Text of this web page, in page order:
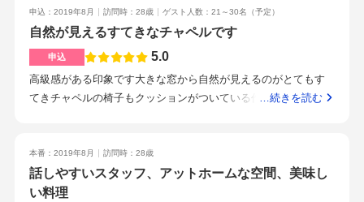
す。少人数でもゲストの方に満足してもらえそうです。少人数
で考えてる方や料理を重視したい方にお勧めです。
す。素材や調理方法にこだわりのあるお料理でした。どの世代
にも喜ばれる盛り付け、味、量かと思います。駅チカではない
けれども、車で15分程度。近くに目印になるお店もあるので場
所の説明はしやすいと思います。丁寧にご対応いただきまし
た。特に見学時に、結婚式までのスケジュールを説明していた
だけて良かったです。親族だけの小規模で、演出しすぎない式
申込：2019年8月 訪問時：28歳 ゲスト人数：21～30名 （予定）
自然が見えるすてきなチャペルです
申込 5.0
高級感がある印象です大きな窓から自然が見えるのがとてもす
てきチャペルの椅子もクッションがついている作りで、ゲスト
とで、当日がとても楽しみですオープンキッチンも魅力妥当だ
と思いますとてもおいしいです今風でおしゃれ！駐車場が広く
いいです土地勘がないと駅からのアクセスは難しいかもです
…続きを読む
本番：2019年8月 訪問時：28歳
話しやすいスタッフ、アットホームな空間、美味し
い料理